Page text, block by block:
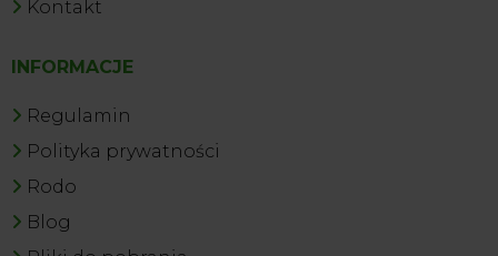
Kontakt
INFORMACJE
Regulamin
Polityka prywatności
Rodo
Blog